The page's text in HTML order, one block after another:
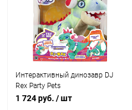
Интерактивный динозавр DJ
Rex Party Pets
1 724 руб. / шт